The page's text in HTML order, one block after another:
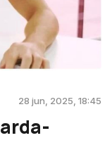
28 jun, 2025, 18:45